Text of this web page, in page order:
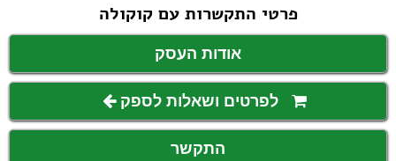
פרטי התקשרות עם קוקולה
אודות העסק
לפרטים ושאלות לספק
התקשר